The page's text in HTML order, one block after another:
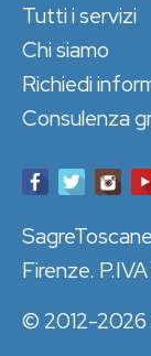
Tutti i servizi
Chi siamo
Richiedi
Consulenza
Firenze.
© 2012-2026